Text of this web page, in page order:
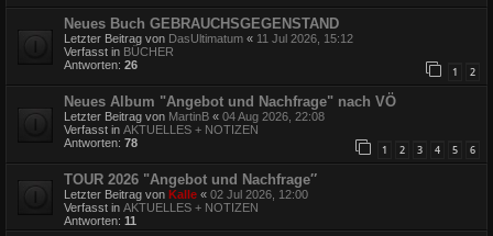
Neues Buch GEBRAUCHSGEGENSTAND
Letzter Beitrag von DasUltimatum « 11 Jul 2026, 15:12
Verfasst in BÜCHER
Antworten: 26 1 2
Neues Album "Angebot und Nachfrage" nach VÖ
Letzter Beitrag von MartinB « 04 Aug 2026, 22:08
Verfasst in AKTUELLES + NOTIZEN
Antworten: 78 1 2 3 4 5 6
TOUR 2026 "Angebot und Nachfrage″
Letzter Beitrag von Kalle « 02 Jul 2026, 12:00
Verfasst in AKTUELLES + NOTIZEN
Antworten: 11